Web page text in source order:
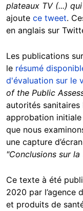
plateaux TV (...)
ajoute ce tweet.
en anglais sur
Les publications
le résumé
d'évaluation sur le
of the Public
autorités
approbation
que nous
une capture
"Conclusions sur
Ce texte à été
2020 par l’agence
et produits de